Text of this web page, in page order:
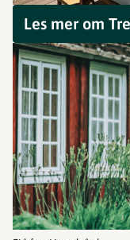
Les mer om